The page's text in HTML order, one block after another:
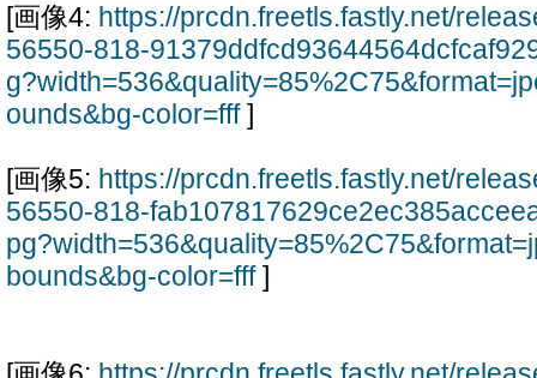
[画像4: https://prcdn.freetls.fastly.net/
56550-818-
ounds&bg-color=fff]
[画像5: https://prcdn.freetls.fastly.net/
56550-818-
bounds&bg-color=fff]